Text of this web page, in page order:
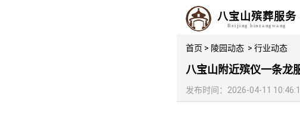
八宝山殡葬服务
Beijing binzangwang
首页 > 陵园动态 > 行业动态
八宝山附近殡仪一条龙
发布时间：2026-04-11